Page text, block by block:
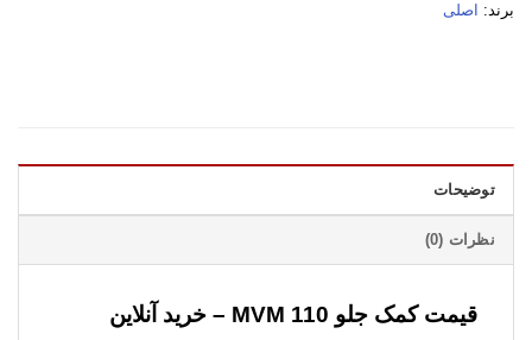
برند: اصلی
توضیحات
نظرات (0)
قیمت کمک جلو MVM 110 – خرید آنلاین